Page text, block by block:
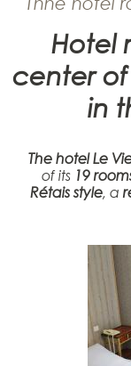
Hotel
center of
in
The hotel Le
of its 19
Rétais style, a